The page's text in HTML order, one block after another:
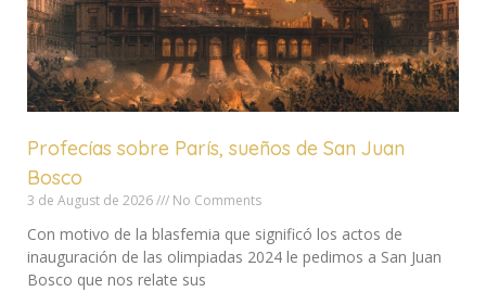
Profecías sobre París, sueños de San Juan
Bosco
3 de August de 2026 No Comments
Con motivo de la blasfemia que significó los actos de
inauguración de las olimpiadas 2024 le pedimos a San Juan
Bosco que nos relate sus